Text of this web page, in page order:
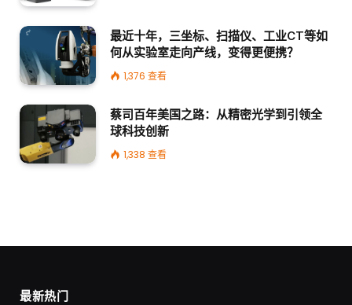
最近十年，三坐标、扫描仪、工业CT等如
何从实验室走向产线，变得更便携？
1,376 查看
蔡司百年美国之路：从精密光学到引领全
球科技创新
1,338 查看
最新热门